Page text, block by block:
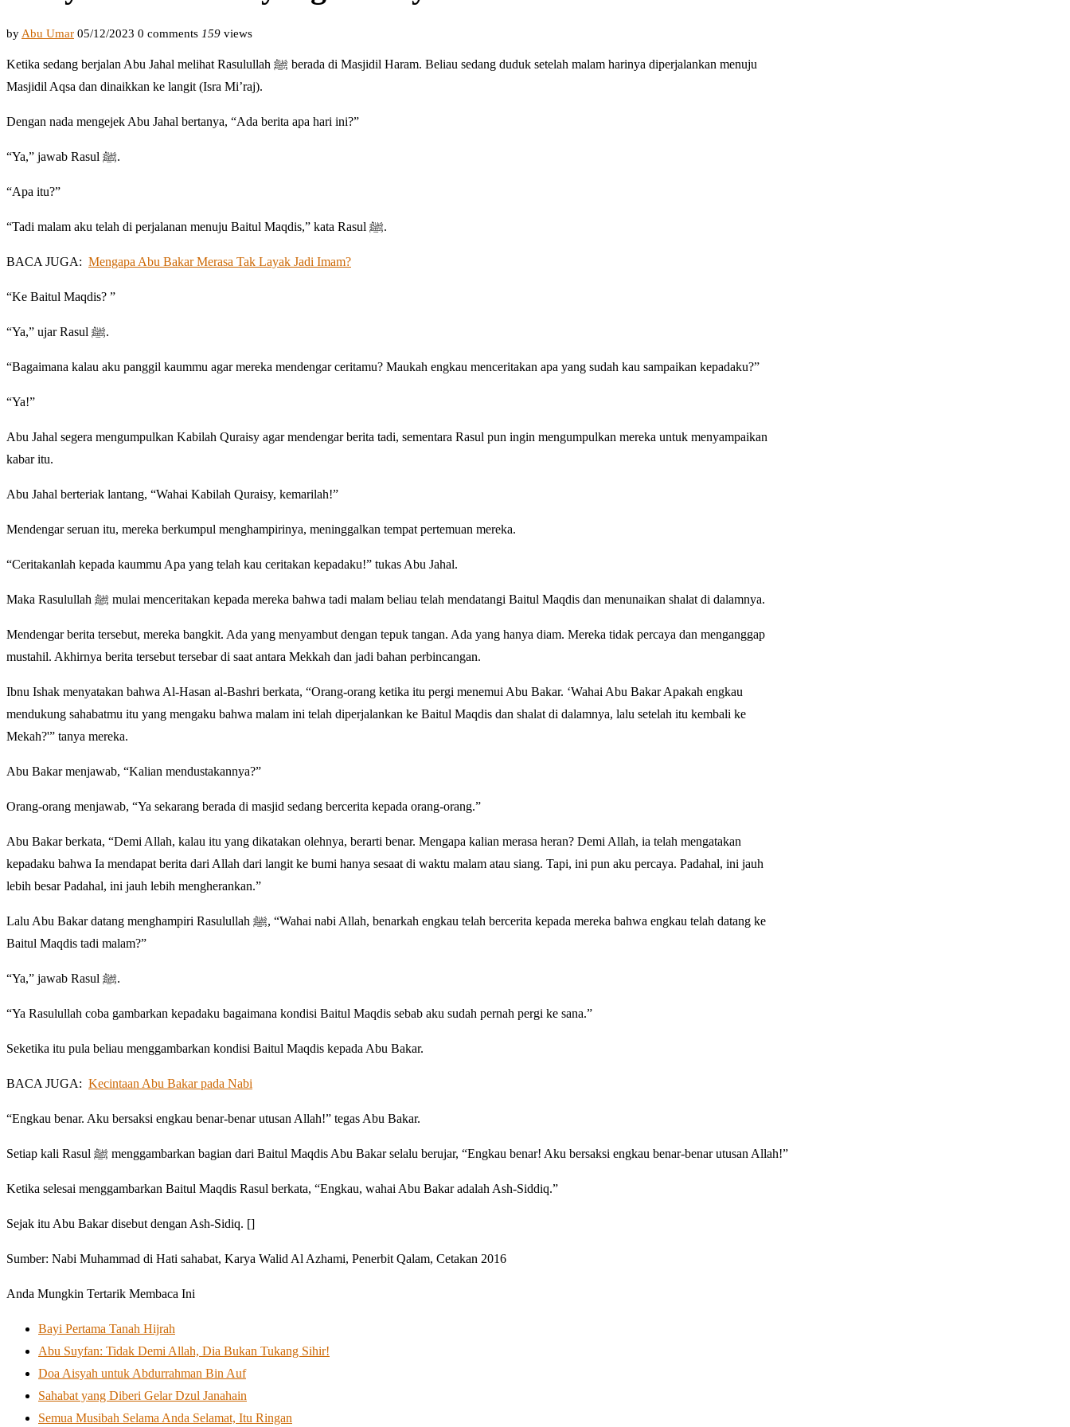
by Abu Umar 05/12/2023 0 comments 159 views
Ketika sedang berjalan Abu Jahal melihat Rasulullah ﷺ berada di Masjidil Haram. Beliau sedang duduk setelah malam harinya diperjalankan menuju
Masjidil Aqsa dan dinaikkan ke langit (Isra Mi’raj).
Dengan nada mengejek Abu Jahal bertanya, “Ada berita apa hari ini?”
“Ya,” jawab Rasul ﷺ.
“Apa itu?”
“Tadi malam aku telah di perjalanan menuju Baitul Maqdis,” kata Rasul ﷺ.
BACA JUGA: Mengapa Abu Bakar Merasa Tak Layak Jadi Imam?
“Ke Baitul Maqdis? ”
“Ya,” ujar Rasul ﷺ.
“Bagaimana kalau aku panggil kaummu agar mereka mendengar ceritamu? Maukah engkau menceritakan apa yang sudah kau sampaikan kepadaku?”
“Ya!”
Abu Jahal segera mengumpulkan Kabilah Quraisy agar mendengar berita tadi, sementara Rasul pun ingin mengumpulkan mereka untuk menyampaikan
kabar itu.
Abu Jahal berteriak lantang, “Wahai Kabilah Quraisy, kemarilah!”
Mendengar seruan itu, mereka berkumpul menghampirinya, meninggalkan tempat pertemuan mereka.
“Ceritakanlah kepada kaummu Apa yang telah kau ceritakan kepadaku!” tukas Abu Jahal.
Maka Rasulullah ﷺ mulai menceritakan kepada mereka bahwa tadi malam beliau telah mendatangi Baitul Maqdis dan menunaikan shalat di dalamnya.
Mendengar berita tersebut, mereka bangkit. Ada yang menyambut dengan tepuk tangan. Ada yang hanya diam. Mereka tidak percaya dan menganggap
mustahil. Akhirnya berita tersebut tersebar di saat antara Mekkah dan jadi bahan perbincangan.
Ibnu Ishak menyatakan bahwa Al-Hasan al-Bashri berkata, “Orang-orang ketika itu pergi menemui Abu Bakar. ‘Wahai Abu Bakar Apakah engkau
mendukung sahabatmu itu yang mengaku bahwa malam ini telah diperjalankan ke Baitul Maqdis dan shalat di dalamnya, lalu setelah itu kembali ke
Mekah?'” tanya mereka.
Abu Bakar menjawab, “Kalian mendustakannya?”
Orang-orang menjawab, “Ya sekarang berada di masjid sedang bercerita kepada orang-orang.”
Abu Bakar berkata, “Demi Allah, kalau itu yang dikatakan olehnya, berarti benar. Mengapa kalian merasa heran? Demi Allah, ia telah mengatakan
kepadaku bahwa Ia mendapat berita dari Allah dari langit ke bumi hanya sesaat di waktu malam atau siang. Tapi, ini pun aku percaya. Padahal, ini jauh
lebih besar Padahal, ini jauh lebih mengherankan.”
Lalu Abu Bakar datang menghampiri Rasulullah ﷺ, “Wahai nabi Allah, benarkah engkau telah bercerita kepada mereka bahwa engkau telah datang ke
Baitul Maqdis tadi malam?”
“Ya,” jawab Rasul ﷺ.
“Ya Rasulullah coba gambarkan kepadaku bagaimana kondisi Baitul Maqdis sebab aku sudah pernah pergi ke sana.”
Seketika itu pula beliau menggambarkan kondisi Baitul Maqdis kepada Abu Bakar.
BACA JUGA: Kecintaan Abu Bakar pada Nabi
“Engkau benar. Aku bersaksi engkau benar-benar utusan Allah!” tegas Abu Bakar.
Setiap kali Rasul ﷺ menggambarkan bagian dari Baitul Maqdis Abu Bakar selalu berujar, “Engkau benar! Aku bersaksi engkau benar-benar utusan Allah!”
Ketika selesai menggambarkan Baitul Maqdis Rasul berkata, “Engkau, wahai Abu Bakar adalah Ash-Siddiq.”
Sejak itu Abu Bakar disebut dengan Ash-Sidiq. []
Sumber: Nabi Muhammad di Hati sahabat, Karya Walid Al Azhami, Penerbit Qalam, Cetakan 2016
Anda Mungkin Tertarik Membaca Ini
Bayi Pertama Tanah Hijrah
Abu Suyfan: Tidak Demi Allah, Dia Bukan Tukang Sihir!
Doa Aisyah untuk Abdurrahman Bin Auf
Sahabat yang Diberi Gelar Dzul Janahain
Semua Musibah Selama Anda Selamat, Itu Ringan